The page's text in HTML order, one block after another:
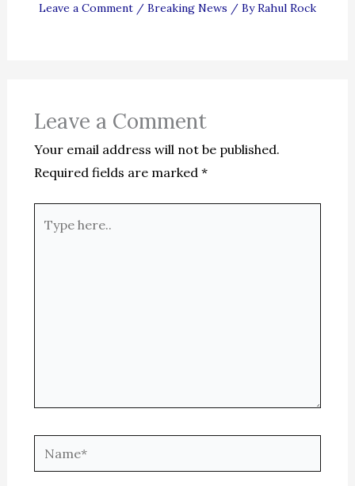
Leave a Comment / Breaking News / ByRahul Rock
Leave a Comment
Your email address will not be published.
Required fields are marked *
here..